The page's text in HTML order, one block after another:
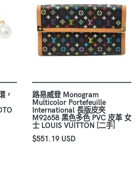
，
路易威登 Monogram
Multicolor Portefeuille
International 長版皮夾
M92658 黑色多色 PVC 皮革 女
士 LOUIS VUITTON [二手]
$551.19 USD